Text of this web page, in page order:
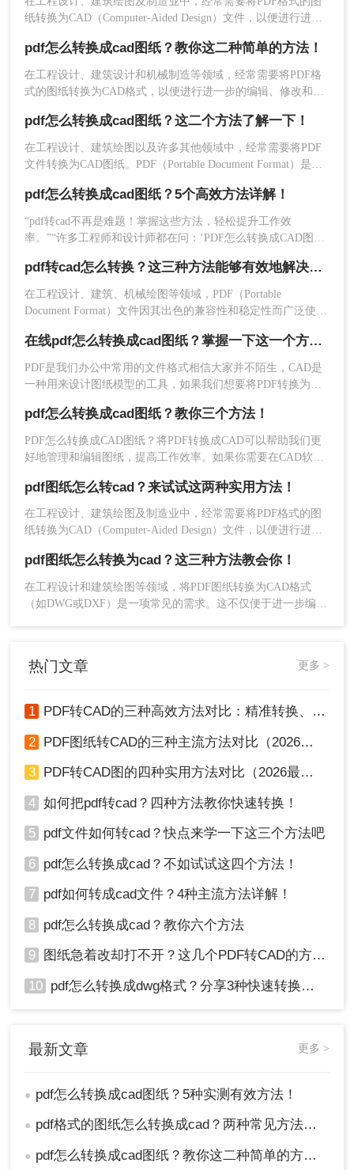
3、关键设置：
体移动）
比例：输入1（确保1:1导入）
位置：指定图纸左下角插入点
4、验证精度：
用DIST测量标注尺寸是否匹配
5、优化处理：输入X 炸开块 → 按图层整理
方法二：Scan2CAD专业矢量化（扫描件救星·
程图
AI智能识别线条/文字/圆弧（支持建筑/机械图
纸）
输出带图层的DWG/DXF
❌ 缺点：
复杂图纸需手动修正（建议预留30%修正时
间）
操作步骤：
1、预处理PDF ：用Adobe Acrobat将PDF转为
300dpi黑白TIFF（减少噪点）
纸转换为CAD（Computer-Aided Design）文件，以便进行进一
呢？本文将介绍两种常见且有效的方法来实现这一目标。
pdf怎么转换成cad图纸？教你这二种简单的方法！
在工程设计、建筑设计和机械制造等领域，经常需要将PDF格
式的图纸转换为CAD格式，以便进行进一步的编辑、修改和优
不直接支持CAD的矢量图形编辑功能，因此转换过程需要借助
特定的工具和技术。那么pdf怎么转换成cad图纸呢？本文将介
绍两种高效且易于操作的PDF转换成CAD的方法，帮助读者轻
pdf怎么转换成cad图纸？这二个方法了解一下！
在工程设计、建筑绘图以及许多其他领域中，经常需要将PDF
文件转换为CAD图纸。PDF（Portable Document Format）是一
量图形，而CAD（Computer-Aided Design）图纸则是用于创
建、修改、分析和优化设计的专业软件生成的文件。那么PDF
怎么转换成CAD图纸呢？下面将介绍几种将PDF转换为CAD图
纸的方法。
pdf怎么转换成cad图纸？5个高效方法详解！
“pdf转cad不再是难题！掌握这些方法，轻松提升工作效
率。”“许多工程师和设计师都在问：‘PDF怎么转换成CAD图
避免信息丢失和操作繁琐的困扰。”
pdf转cad怎么转换？这三种方法能够有效地解决问题 ！
在工程设计、建筑、机械绘图等领域，PDF（Portable
Document Format）文件因其出色的兼容性和稳定性而广泛使
CAD（计算机辅助设计）系统中时，PDF的不可编辑性就成了
一个障碍。因此，将PDF文件转换为CAD文件成为了一个重要
的需求。那么pdf转cad怎么转换呢？本文将详细介绍PDF转
CAD的转换方法、步骤以及注意事项，帮助您高效完成转换过
程。
在线pdf怎么转换成cad图纸？掌握一下这一个方法！
PDF是我们办公中常用的文件格式相信大家并不陌生，CAD是
一种用来设计图纸模型的工具，如果我们想要将PDF转换为
家介绍在线pdf怎么转换成cad图纸的方法，快来一起看看吧！
pdf怎么转换成cad图纸？教你三个方法！
PDF怎么转换成CAD图纸？将PDF转换成CAD可以帮助我们更
好地管理和编辑图纸，提高工作效率。如果你需要在CAD软件
式。而将PDF文件转换为CAD图纸，有什么方法可以实现。下
面就给大家介绍三种方法。
pdf图纸怎么转cad？来试试这两种实用方法！
在工程设计、建筑绘图及制造业中，经常需要将PDF格式的图
纸转换为CAD（Computer-Aided Design）文件，以便进行进一
介绍两种常见的转换方法。
pdf图纸怎么转换为cad？这三种方法教会你！
在工程设计和建筑绘图等领域，将PDF图纸转换为CAD格式
（如DWG或DXF）是一项常见的需求。这不仅便于进一步编辑
热门文章 更多 >
1 PDF转CAD的三种高效方法对比：精准转换、可编辑、保图层！
2 PDF图纸转CAD的三种主流方法对比（2026实用版）：选对工具效率翻倍！
3 PDF转CAD图的四种实用方法对比（2026最新版）：按需选择，效率至上！
4 如何把pdf转cad？四种方法教你快速转换！
5 pdf文件如何转cad？快点来学一下这三个方法吧
6 pdf怎么转换成cad？不如试试这四个方法！
7 pdf如何转成cad文件？4种主流方法详解！
8 pdf怎么转换成cad？教你六个方法
9 图纸急着改却打不开？这几个PDF转CAD的方法真管用！
10 pdf怎么转换成dwg格式？分享3种快速转换方法！
最新文章 更多 >
● pdf怎么转换成cad图纸？5种实测有效方法！
● pdf格式的图纸怎么转换成cad？两种常见方法分享！
● pdf怎么转换成cad图纸？教你这二种简单的方法！